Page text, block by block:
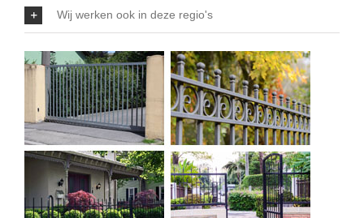
Wij werken ook in deze regio's